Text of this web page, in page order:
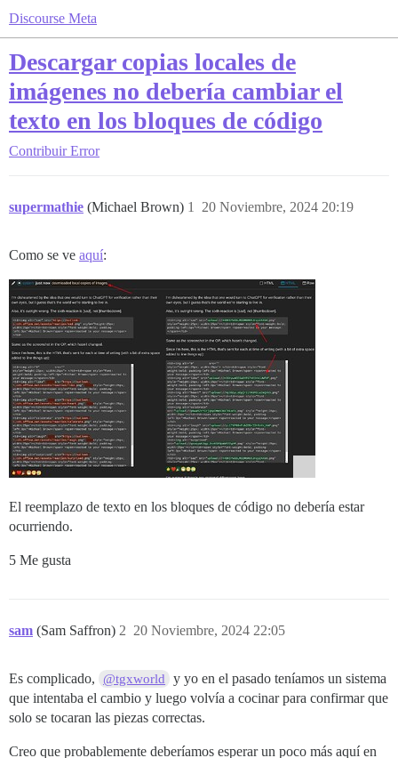
Discourse Meta
Descargar copias locales de
imágenes no debería cambiar el
texto en los bloques de código
Contribuir Error
supermathie (Michael Brown) 20 Noviembre, 2024 20:19
1
Como se ve aquí:
El reemplazo de texto en los bloques de código no debería estar
ocurriendo.
5 Me gusta
sam (Sam Saffron) 20 Noviembre, 2024 22:05
2
Es complicado, @tgxworld
y yo en el pasado teníamos un sistema
que intentaba el cambio y luego volvía a cocinar para confirmar que
solo se tocaran las piezas correctas.
Creo que probablemente deberíamos esperar un poco más aquí en